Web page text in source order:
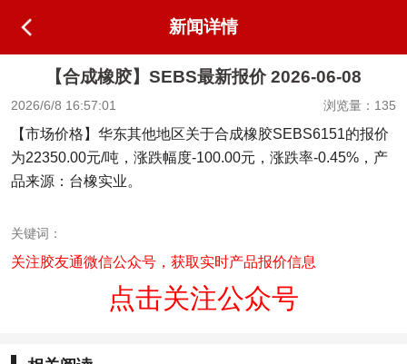
新闻详情
【合成橡胶】SEBS最新报价 2026-06-08
2026/6/8 16:57:01 浏览量：135
【市场价格】华东其他地区关于合成橡胶SEBS6151的报价
为22350.00元/吨，涨跌幅度-100.00元，涨跌率-0.45%，产
品来源：台橡实业。
关键词：
关注胶友通微信公众号，获取实时产品报价信息
点击关注公众号